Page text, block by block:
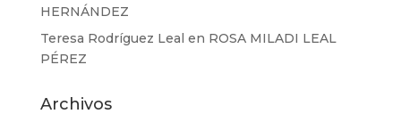
HERNÁNDEZ
Teresa Rodríguez Leal en ROSA MILADI LEAL
PÉREZ
Archivos